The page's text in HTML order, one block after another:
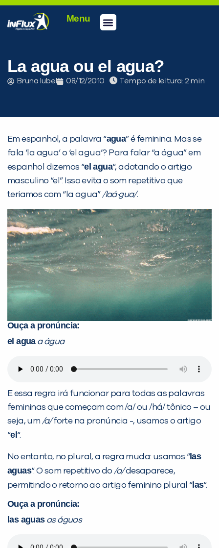
Menu
La agua ou el agua?
Bruna Iubel 08/12/2010 Tempo de leitura:
Em espanhol, a palavra “agua” é feminina. Mas se
fala ‘la agua’ o ‘el agua’? Para falar “a água” em
espanhol dizemos “el agua“, adotando o artigo
masculino “el”. Isso evita o som repetitivo que
teriamos com “la agua”/laá·gua/.
Ouça a pronúncia:
el agua a água
E essa regra irá funcionar para todas as palavras
femininas que começam com /a/ ou /há/ tônico – ou
seja, um /a/forte na pronúncia -, usamos o artigo
“el “.
No entanto, no plural, a regra muda: usamos “las
aguas“. O som repetitivo do/a/desaparece,
permitindo o retorno ao artigo feminino plural “las“.
Ouça a pronúncia:
las aguas as águas
PEÇA UMA DEMONSTRAÇÃO DE MÉTODO
Desculpe!
Não encontramos nenhuma unidade
inFlux nesta cidade ou bairro que
você digitou.
já vamos te colocar em contato
com a